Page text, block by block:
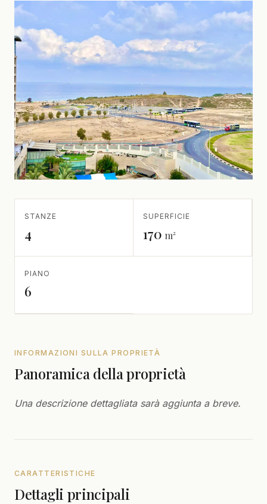
STANZE
4
SUPERFICIE
170 m²
PIANO
6
INFORMAZIONI SULLA PROPRIETÀ
Panoramica della proprietà
Una descrizione dettagliata sarà aggiunta a breve.
CARATTERISTICHE
Dettagli principali